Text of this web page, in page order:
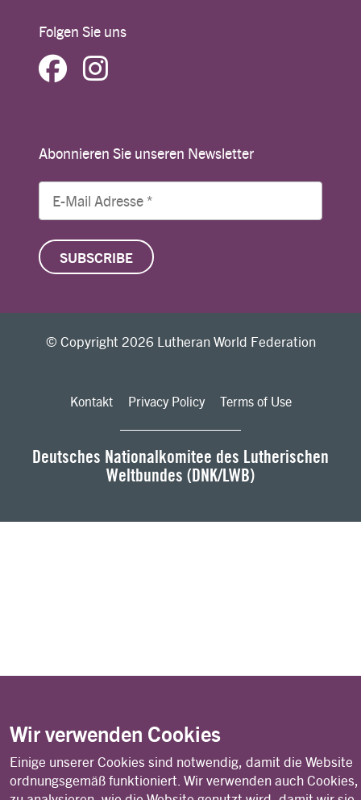
Folgen Sie uns
Abonnieren Sie unseren Newsletter
© Copyright 2026 Lutheran World Federation
Kontakt Privacy Policy Terms of Use
Deutsches Nationalkomitee des Lutherischen
Weltbundes (DNK/LWB)
Wir verwenden Cookies
Einige unserer Cookies sind notwendig, damit die Website
ordnungsgemäß funktioniert. Wir verwenden auch